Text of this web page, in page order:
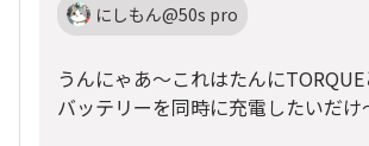
にしもん@50s pro
うんにゃあ～これはたんに
バッテリーを同時に充電したいだけ